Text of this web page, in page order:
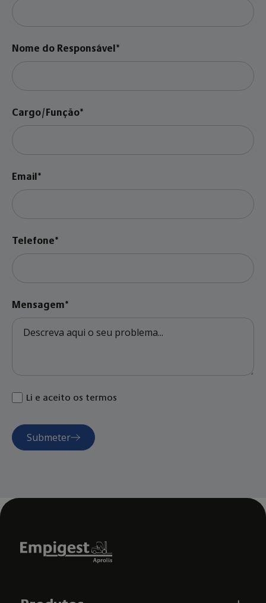
Nome do Responsável*
Cargo/Função*
Email*
Telefone*
Mensagem*
Li e aceito os termos
Submeter